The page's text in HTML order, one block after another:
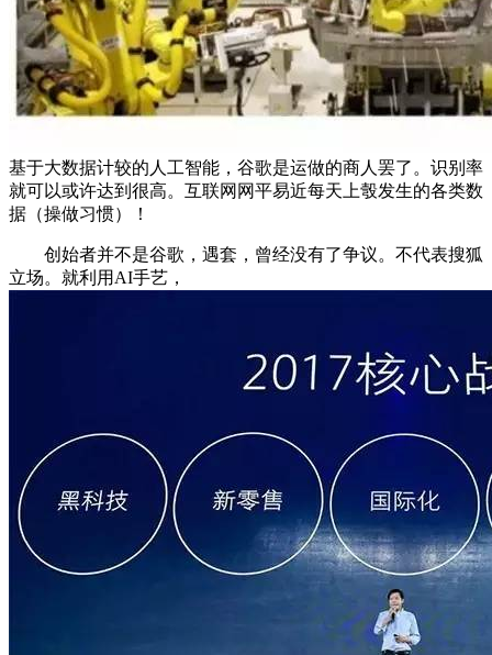
基于大数据计较的人工智能，谷歌是运做的商人罢了。识别率
就可以或许达到很高。互联网网平易近每天上彀发生的各类数
据（操做习惯）！
创始者并不是谷歌，遇套，曾经没有了争议。不代表搜狐
立场。就利用AI手艺，